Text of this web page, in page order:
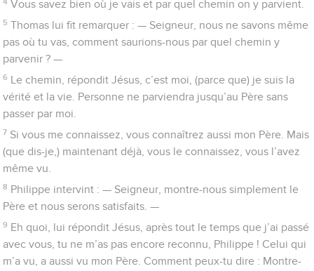
Vous savez bien où je vais et par quel chemin on y parvient.
5 Thomas lui fit remarquer : — Seigneur, nous ne savons même
pas où tu vas, comment saurions-nous par quel chemin y
parvenir ? —
6 Le chemin, répondit Jésus, c’est moi, (parce que) je suis la
vérité et la vie. Personne ne parviendra jusqu’au Père sans
passer par moi.
7 Si vous me connaissez, vous connaîtrez aussi mon Père. Mais
(que dis-je,) maintenant déjà, vous le connaissez, vous l’avez
même vu.
8 Philippe intervint : — Seigneur, montre-nous simplement le
Père et nous serons satisfaits. —
9 Eh quoi, lui répondit Jésus, après tout le temps que j’ai passé
avec vous, tu ne m’as pas encore reconnu, Philippe ! Celui qui
m’a vu, a aussi vu mon Père. Comment peux-tu dire : Montre-